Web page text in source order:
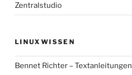
Zentralstudio
LINUXWISSEN
Bennet Richter – Textanleitungen